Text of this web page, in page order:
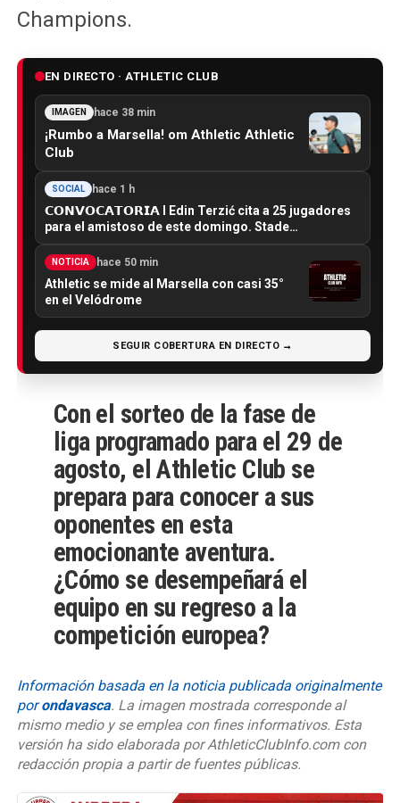
Champions.
EN DIRECTO · ATHLETIC CLUB
IMAGEN hace 38 min
¡Rumbo a Marsella! om Athletic Athletic
Club
SOCIAL hace 1 h
𝗖𝗢𝗡𝗩𝗢𝗖𝗔𝗧𝗢𝗥𝗜𝗔 I Edin Terzić cita a 25 jugadores
para el amistoso de este domingo. Stade…
NOTICIA hace 50 min
Athletic se mide al Marsella con casi 35°
en el Velódrome
SEGUIR COBERTURA EN DIRECTO →
Con el sorteo de la fase de
liga programado para el 29 de
agosto, el Athletic Club se
prepara para conocer a sus
oponentes en esta
emocionante aventura.
¿Cómo se desempeñará el
equipo en su regreso a la
competición europea?
Información basada en la noticia publicada originalmente
porondavasca. La imagen mostrada corresponde al
mismo medio y se emplea con fines informativos. Esta
versión ha sido elaborada por AthleticClubInfo.com con
redacción propia a partir de fuentes públicas.